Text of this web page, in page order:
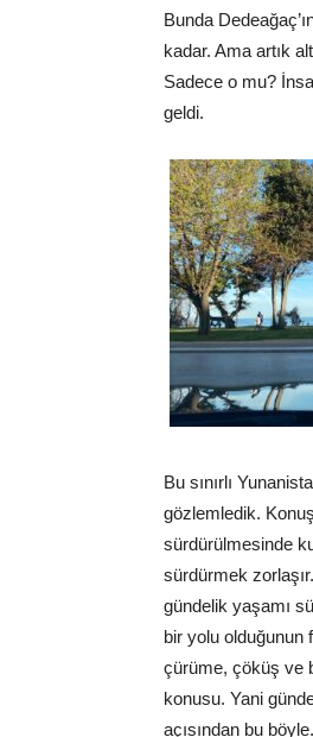
Bunda
kadar. Ama artık
Sadece o mu?
geldi.
Bu sınırlı
gözlemledik.
sürdürülmesinde
sürdürmek
gündelik yaşamı
bir yolu olduğunun
çürüme, çöküş ve
konusu. Yani
açısından bu